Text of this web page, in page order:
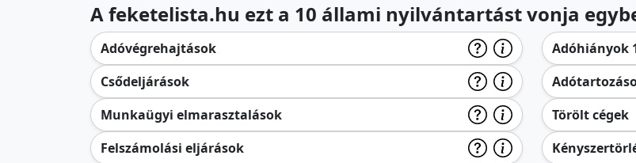
A feketelista.hu ezt a 10 állami nyilvántartást vonja
Adóvégrehajtások
Csődeljárások
Munkaügyi elmarasztalások
Felszámolási eljárások
Adóhiányok
Törölt cégek